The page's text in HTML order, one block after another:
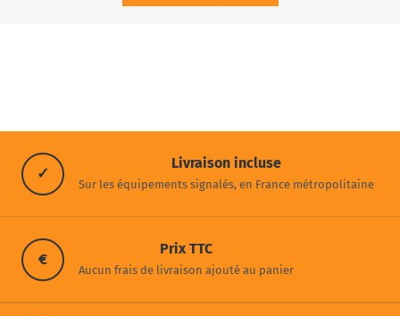
✓
Livraison incluse
Sur les équipements signalés, en France métropolitaine
€
Prix TTC
Aucun frais de livraison ajouté au panier